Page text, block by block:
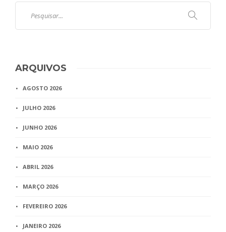
ARQUIVOS
AGOSTO 2026
JULHO 2026
JUNHO 2026
MAIO 2026
ABRIL 2026
MARÇO 2026
FEVEREIRO 2026
JANEIRO 2026